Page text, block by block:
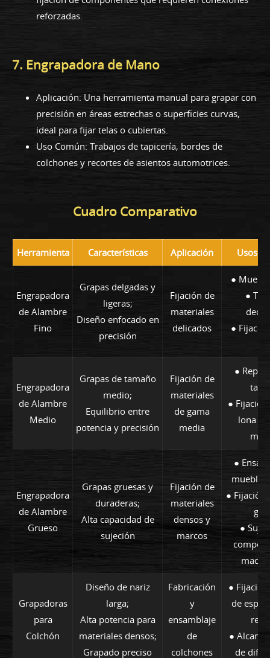
reforzadas.
7. Engrapadora de Mano
Aplicación: Una herramienta manual para grapar con
precisión en áreas estrechas o superficies curvas,
ideal para fijar telas o cubiertas.
Uso Común: Trabajos de tapicería, bordes de
colchones y recortes de asientos automotrices.
Cuadro Comparativo
Herramienta Características Aplicación Usos
Engrapadora
de Alambre
Fino
Grapas delgadas y
ligeras;
Diseño enfocado en
precisión
Fijación de
materiales
delicados
●
●
●
Engrapadora
de Alambre
Medio
Grapas de tamaño
medio;
Equilibrio entre
potencia y precisión
Fijación de
materiales
de gama
media
●
●
lona o
Engrapadora
de Alambre
Grueso
Grapas gruesas y
duraderas;
Alta capacidad de
sujeción
Fijación de
materiales
densos y
marcos
●
muebles
● Fijación
●
Grapadoras
para
Colchón
Diseño de nariz
larga;
Alta potencia para
materiales densos;
Grapado preciso
Fabricación
y
ensamblaje
de
colchones
●
de
●
de